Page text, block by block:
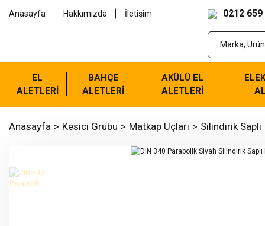
Anasayfa Hakkımızda İletişim 0212 659
EL
ALETLERİ
BAHÇE
ALETLERİ
AKÜLÜ EL
ALETLERİ
Anasayfa Kesici Grubu Matkap Uçları Silindirik Saplı